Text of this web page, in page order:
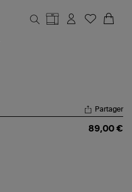
Partager
89,00 €